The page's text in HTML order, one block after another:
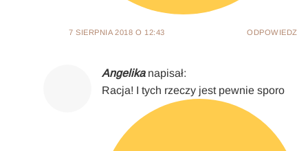
7 SIERPNIA 2018 O 12:43 ODPOWIEDZ
Angelika napisał:
Racja! I tych rzeczy jest pewnie sporo